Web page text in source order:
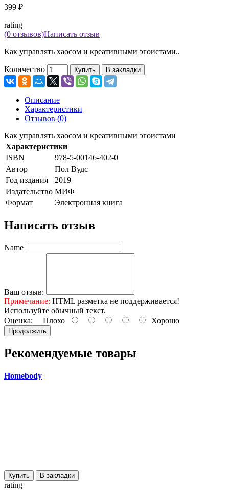
399 ₽
rating
(0 отзывов)Написать отзыв
Как управлять хаосом и креативными эгоистами..
Количество Купить В закладки
Описание
Характеристики
Отзывов (0)
Как управлять хаосом и креативными эгоистами
Характеристики
ISBN
978-5-00146-402-0
Автор
Пол Вудс
Год издания
2019
Издательство МИФ
Формат
Электронная книга
Написать отзыв
Name
Ваш отзыв:
Примечание: HTML разметка не поддерживается!
Используйте обычный текст.
Оценка: Плохо Хорошо
Продолжить
Рекомендуемые товары
Homebody
Купить В закладки
rating